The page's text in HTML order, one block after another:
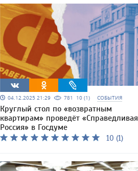
04.12.2025 21:29 781 10 (1) СОБЫТИЯ
Круглый стол по «возвратным
квартирам» проведёт «Справедливая
Россия» в Госдуме
10 (1)